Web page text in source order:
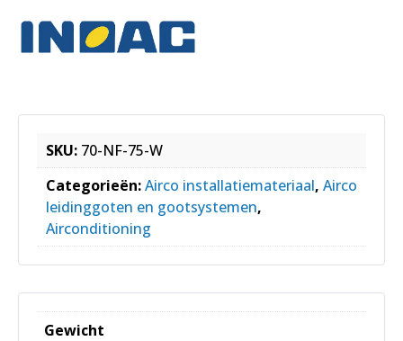
SKU: 70-NF-75-W
Categorieën:Airco installatiemateriaal, Airco
leidinggoten en gootsystemen,
Airconditioning
Gewicht